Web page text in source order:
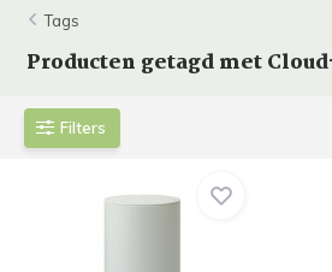
Tags
Producten getagd met
Filters